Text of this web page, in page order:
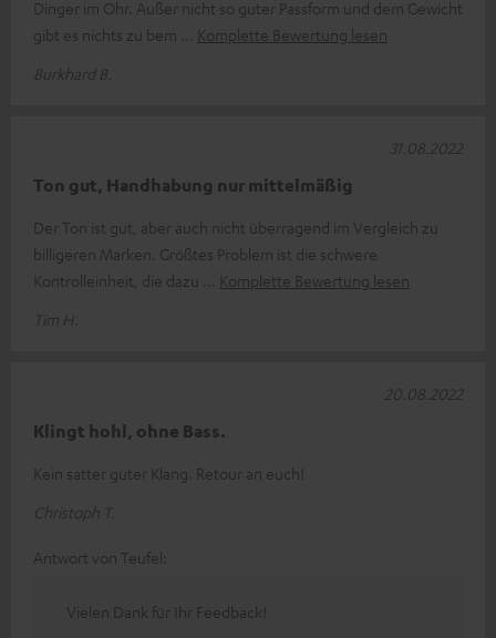
Dinger im Ohr. Außer nicht so guter Passform und dem Gewicht
gibt es nichts zu bem
Komplette Bewertung lesen
Burkhard B.
Ton gut, Handhabung nur mittelmäßig
Der Ton ist gut, aber auch nicht überragend im Vergleich zu
billigeren Marken. Größtes Problem ist die schwere
Kontrolleinheit, die dazu
Komplette Bewertung lesen
Tim H.
31.08.2022
Klingt hohl, ohne Bass.
Kein satter guter Klang. Retour an euch!
Christoph T.
20.08.2022
Antwort von Teufel:
Vielen Dank für Ihr Feedback!